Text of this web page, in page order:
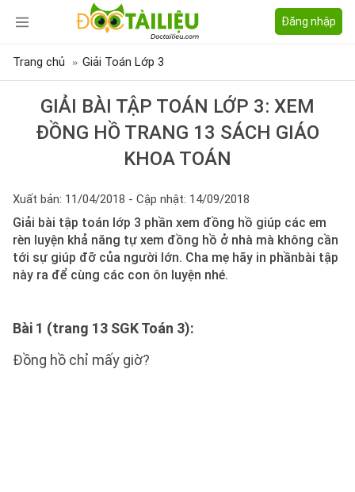
Đăng nhập
Trang chủ Giải Toán Lớp 3
GIẢI BÀI TẬP TOÁN LỚP 3: XEM
ĐỒNG HỒ TRANG 13 SÁCH GIÁO
KHOA TOÁN
Xuất bản: 11/04/2018 - Cập nhật: 14/09/2018
Giải bài tập toán lớp 3 phần xem đồng hồ giúp các em
rèn luyện khả năng tự xem đồng hồ ở nhà mà không cần
tới sự giúp đỡ của người lớn. Cha mẹ hãy in phầnbài tập
này ra để cùng các con ôn luyện nhé.
Bài 1 (trang 13 SGK Toán 3):
Đồng hồ chỉ mấy giờ?